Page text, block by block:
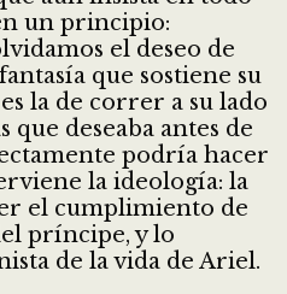
un principio:
el deseo de
que sostiene su
la de correr a su lado
que deseaba antes de
podría hacer
la ideología: la
el cumplimiento de
príncipe, y lo
de la vida de Ariel.